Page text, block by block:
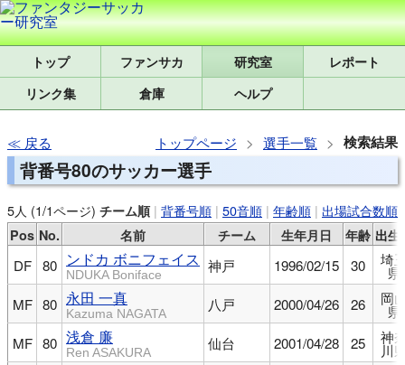
トップ 研究室
レポート
リンク集
倉庫 ヘルプ
戻る トップページ 選手一覧 検索結果
背番号80のサッカー選手
5人 (1/1ページ) チーム順| 背番号順 | 50音順 | 年齢順 | 出場試合数順
Pos No. 名前 チーム 生年月日 年齢 出生
DF 80 ンドカ ボニフェイス
NDUKA Boniface 神戸 1996/02/15 30 埼
県
MF 80 永田 一真
Kazuma NAGATA 八戸 2000/04/26 26 岡
県
MF 80 浅倉 廉
Ren ASAKURA 仙台 2001/04/28 25 神
川